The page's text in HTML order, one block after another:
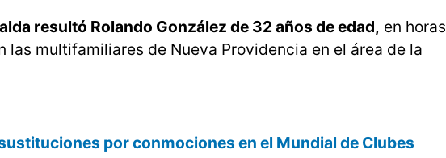
resultó Rolando González de 32 años de edad, en
las multifamiliares de Nueva Providencia en el área de la
por conmociones en el Mundial de Clubes